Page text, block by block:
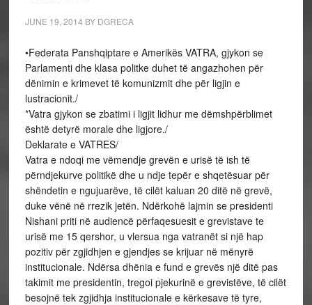
JUNE 19, 2014 BY DGRECA
•Federata Panshqiptare e Amerikës VATRA, gjykon se
Parlamenti dhe klasa politke duhet të angazhohen për
dënimin e krimevet të komunizmit dhe për ligjin e
lustracionit./
*Vatra gjykon se zbatimi i ligjit lidhur me dëmshpërblimet
është detyrë morale dhe ligjore./
Deklarate e VATRES/
Vatra e ndoqi me vëmendje grevën e urisë të ish të
përndjekurve politikë dhe u ndje tepër e shqetësuar për
shëndetin e ngujuarëve, të cilët kaluan 20 ditë në grevë,
duke vënë në rrezik jetën. Ndërkohë lajmin se presidenti
Nishani priti në audiencë përfaqesuesit e grevistave te
urisë me 15 qershor, u vlersua nga vatranët si një hap
pozitiv për zgjidhjen e gjendjes se krijuar në mënyrë
institucionale. Ndërsa dhënia e fund e grevës një ditë pas
takimit me presidentin, tregoi pjekurinë e grevistëve, të cilët
besojnë tek zgjidhja institucionale e kërkesave të tyre,